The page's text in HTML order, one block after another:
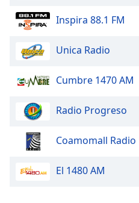
dialog
window.
Inspira 88.1 FM
Unica Radio
Cumbre 1470 AM
Radio Progreso
Coamomall Radio
El 1480 AM